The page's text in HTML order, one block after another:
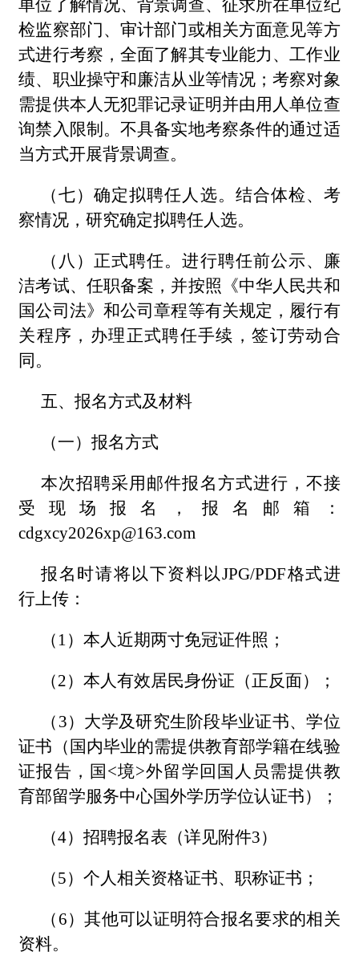
单位了解情况、背景调查、征求所在单位纪
检监察部门、审计部门或相关方面意见等方
式进行考察，全面了解其专业能力、工作业
绩、职业操守和廉洁从业等情况；考察对象
需提供本人无犯罪记录证明并由用人单位查
询禁入限制。不具备实地考察条件的通过适
当方式开展背景调查。
（七）确定拟聘任人选。结合体检、考
察情况，研究确定拟聘任人选。
（八）正式聘任。进行聘任前公示、廉
洁考试、任职备案，并按照《中华人民共和
国公司法》和公司章程等有关规定，履行有
关程序，办理正式聘任手续，签订劳动合
同。
五、报名方式及材料
（一）报名方式
本次招聘采用邮件报名方式进行，不接
受现场报名，报名邮箱：
cdgxcy2026xp@163.com
报名时请将以下资料以JPG/PDF格式进
行上传：
（1）本人近期两寸免冠证件照；
（2）本人有效居民身份证（正反面）；
（3）大学及研究生阶段毕业证书、学位
证书（国内毕业的需提供教育部学籍在线验
证报告，国<境>外留学回国人员需提供教
育部留学服务中心国外学历学位认证书）；
（4）招聘报名表（详见附件3）
（5）个人相关资格证书、职称证书；
（6）其他可以证明符合报名要求的相关
资料。